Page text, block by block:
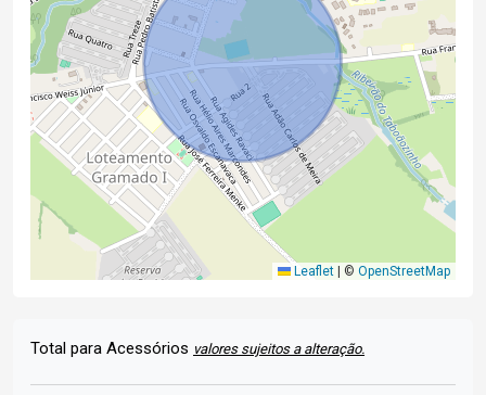
Leaflet © OpenStreetMap
Total para Acessórios valores sujeitos a alteração.